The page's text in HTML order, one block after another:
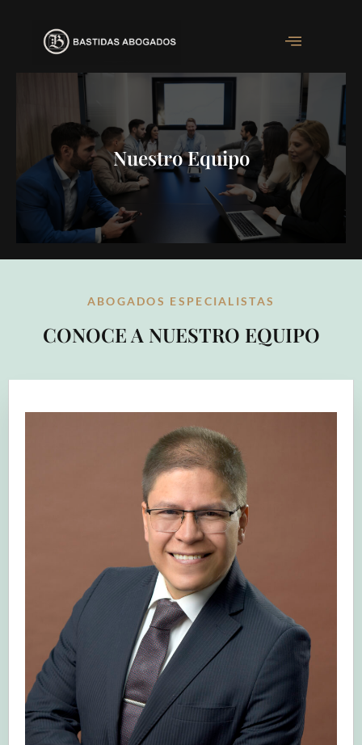
Nuestro Equipo
ABOGADOS ESPECIALISTAS
CONOCE A NUESTRO EQUIPO